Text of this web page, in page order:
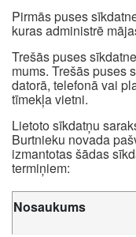
Pirmās puses
kuras administrē
Trešās puses
mums. Trešās puses
datorā, telefonā vai
tīmekļa vietni.
Lietoto sīkdatņu
Burtnieku novada
izmantotas šādas
termiņiem:
Nosaukums